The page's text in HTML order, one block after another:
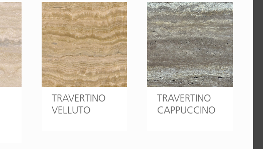
TRAVERTINO
VELLUTO
TRAVERTINO
CAPPUCCINO